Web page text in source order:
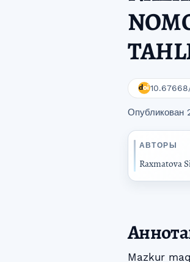
Опубликован
АВТОРЫ
Raxmatova
Mazkur